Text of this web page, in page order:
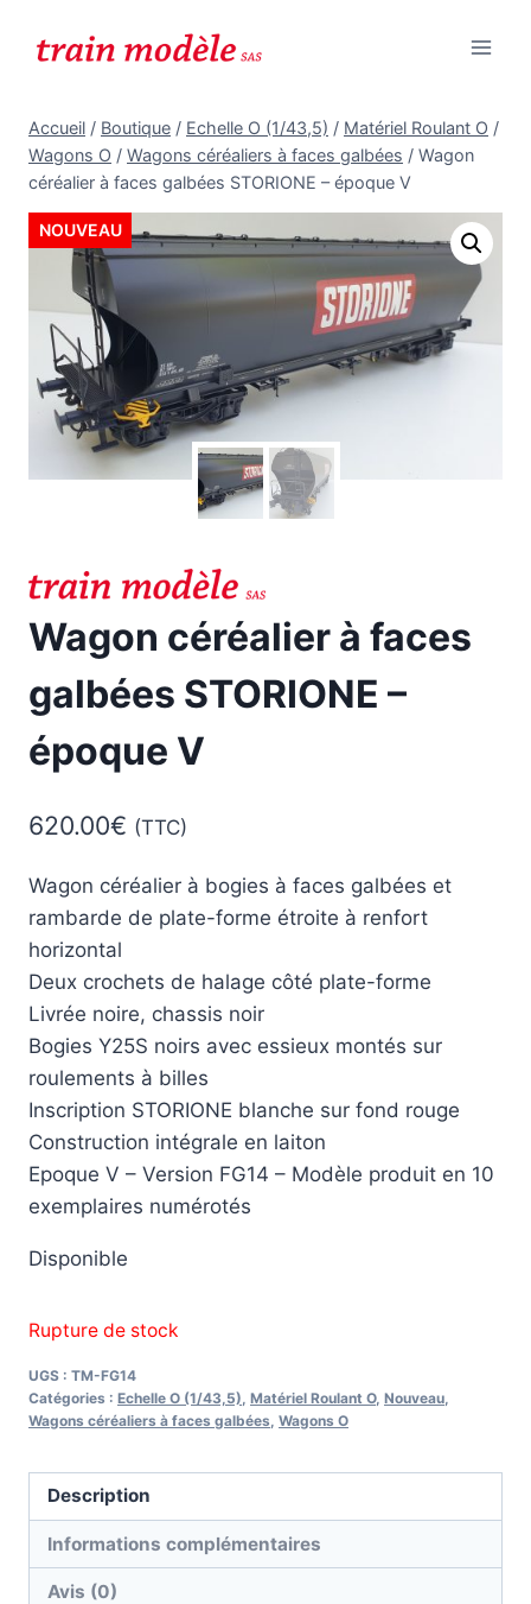
Accueil / Boutique / Echelle O (1/43,5) / Matériel Roulant O /
Wagons O / Wagons céréaliers à faces galbées / Wagon
céréalier à faces galbées STORIONE – époque V
NOUVEAU
Wagon céréalier à faces
galbées STORIONE –
époque V
620.00€ (TTC)
Wagon céréalier à bogies à faces galbées et
rambarde de plate-forme étroite à renfort
horizontal
Deux crochets de halage côté plate-forme
Livrée noire, chassis noir
Bogies Y25S noirs avec essieux montés sur
roulements à billes
Inscription STORIONE blanche sur fond rouge
Construction intégrale en laiton
Epoque V – Version FG14 – Modèle produit en 10
exemplaires numérotés
Disponible
Rupture de stock
UGS : TM-FG14
Catégories : Echelle O (1/43,5) Matériel Roulant O, Nouveau
Wagons céréaliers à faces galbées Wagons O
Description
Informations complémentaires
Avis (0)